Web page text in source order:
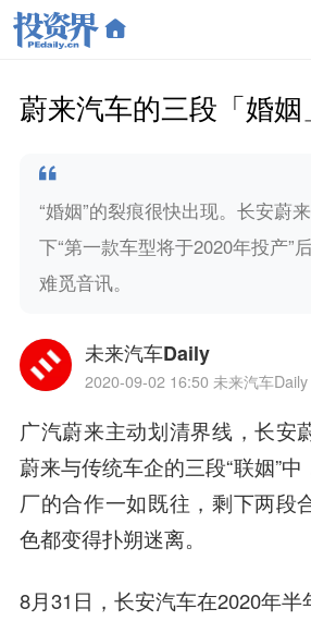
蔚来汽车的三段「婚姻
“婚姻”的裂痕很快出现。长安蔚
下“第一款车型将于2020年投产”
难觅音讯。
未来汽车Daily
2020-09-02 16:50 未来汽车
广汽蔚来主动划清界线，长安
蔚来与传统车企的三段“联姻”
厂的合作一如既往，剩下两段
色都变得扑朔迷离。
8月31日， 长安汽车在2020年半